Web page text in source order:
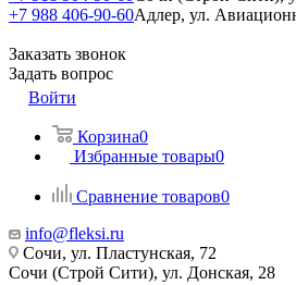
+7 988 406-90-60Адлер, ул.
Заказать звонок
Задать вопрос
Войти
Корзина0
Избранные товары0
Сравнение товаров0
info@fleksi.ru
Сочи, ул. Пластунская, 72
Сочи (Строй Сити), ул. Донская, 28